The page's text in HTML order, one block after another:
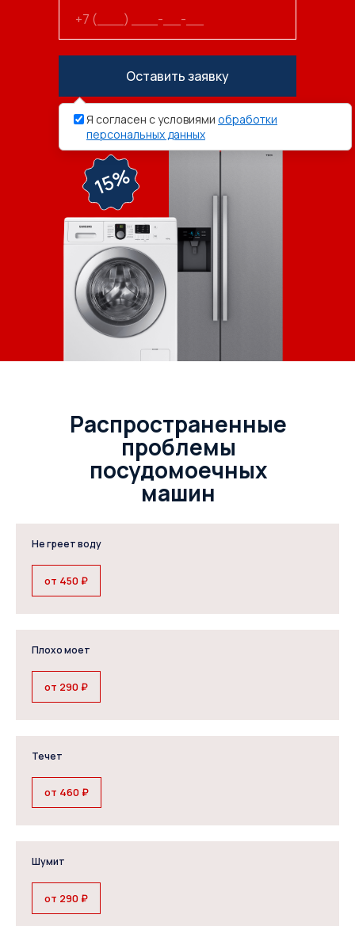
Оставить заявку
15%
Распространенные
проблемы
посудомоечных
машин
Не греет воду
от 450 ₽
Плохо моет
от 290 ₽
Течет
от 460 ₽
Шумит
от 290 ₽
Я согласен с условиями обработки
персональных данных